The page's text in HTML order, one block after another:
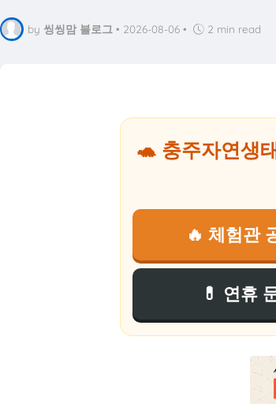
by 씽씽맘 블로그 • 2026-08-06 • 2 min read
🐢 충주자연생
🔥 체험관
💊 연휴